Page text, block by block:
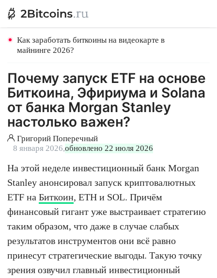
Как заработать биткоины на видеокарте в
майнинге 2026?
Почему запуск ETF на основе
Биткоина, Эфириума и Solana
от банка Morgan Stanley
настолько важен?
Григорий Поперечный
8 января 2026,обновлено 22 июля 2026
На этой неделе инвестиционный банк Morgan
Stanley анонсировал запуск криптовалютных
ETF на Биткоин, ETH и SOL. Причём
финансовый гигант уже выстраивает стратегию
таким образом, что даже в случае слабых
результатов инструментов они всё равно
принесут стратегические выгоды. Такую точку
зрения озвучил главный инвестиционный